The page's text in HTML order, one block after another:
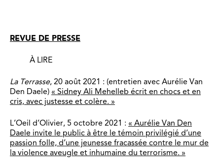
REVUE DE PRESSE
À LIRE
La Terrasse, 20 août 2021 : (entretien avec Aurélie Van
Den Daele) « Sidney Ali Mehelleb écrit en chocs et en
cris, avec justesse et colère. »
L’Oeil d’Olivier, 5 octobre 2021 : « Aurélie Van Den
Daele invite le public à être le témoin privilégié d’une
passion folle, d’une jeunesse fracassée contre le mur de
la violence aveugle et inhumaine du terrorisme. »